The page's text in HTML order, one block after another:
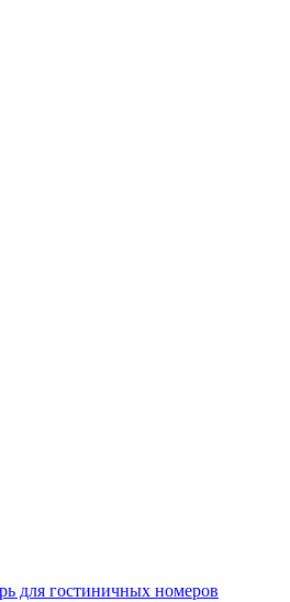
для гостиничных номеров